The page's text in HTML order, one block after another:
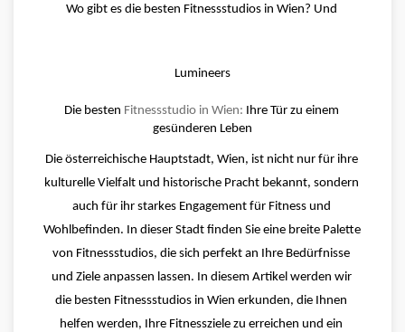
Wo gibt es die besten Fitnessstudios in Wien? Und
Lumineers
Die besten Fitnessstudio in Wien: Ihre Tür zu einem
gesünderen Leben
Die österreichische Hauptstadt, Wien, ist nicht nur für ihre
kulturelle Vielfalt und historische Pracht bekannt, sondern
auch für ihr starkes Engagement für Fitness und
Wohlbefinden. In dieser Stadt finden Sie eine breite Palette
von Fitnessstudios, die sich perfekt an Ihre Bedürfnisse
und Ziele anpassen lassen. In diesem Artikel werden wir
die besten Fitnessstudios in Wien erkunden, die Ihnen
helfen werden, Ihre Fitnessziele zu erreichen und ein